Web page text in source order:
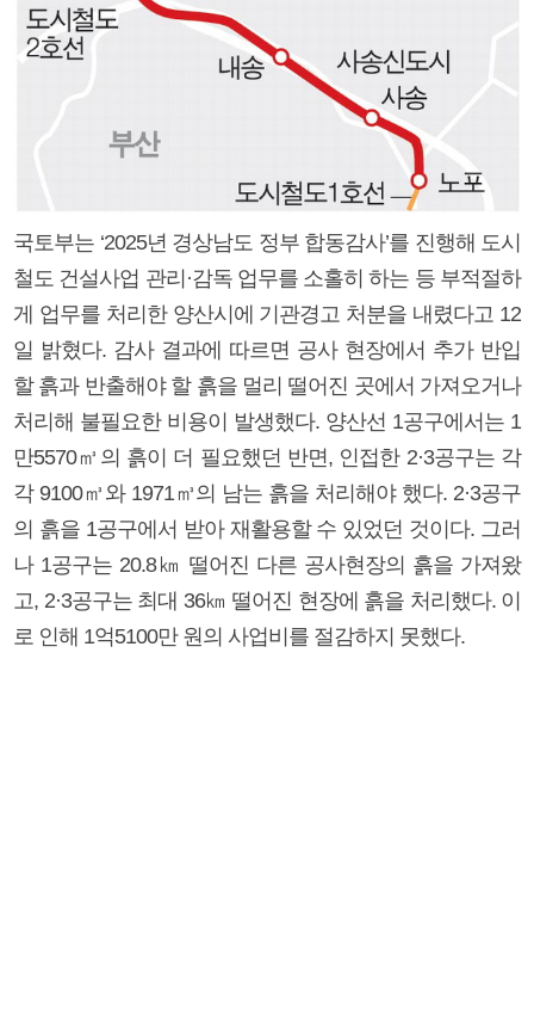
국토부는 ‘2025년 경상남도 정부 합동감사’를 진행해 도시
철도 건설사업 관리·감독 업무를 소홀히 하는 등 부적절하
게 업무를 처리한 양산시에 기관경고 처분을 내렸다고 12
일 밝혔다. 감사 결과에 따르면 공사 현장에서 추가 반입
할 흙과 반출해야 할 흙을 멀리 떨어진 곳에서 가져오거나
처리해 불필요한 비용이 발생했다. 양산선 1공구에서는 1
만5570㎥의 흙이 더 필요했던 반면, 인접한 2·3공구는 각
각 9100㎥와 1971㎥의 남는 흙을 처리해야 했다. 2·3공구
의 흙을 1공구에서 받아 재활용할 수 있었던 것이다. 그러
나 1공구는 20.8㎞ 떨어진 다른 공사현장의 흙을 가져왔
고, 2·3공구는 최대 36㎞ 떨어진 현장에 흙을 처리했다. 이
로 인해 1억5100만 원의 사업비를 절감하지 못했다.